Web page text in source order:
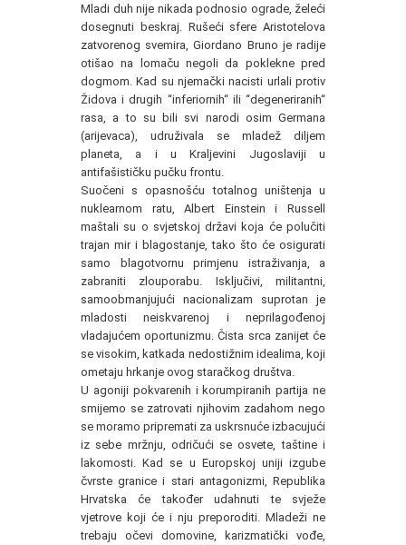
Mladi duh nije nikada podnosio ograde, želeći
dosegnuti beskraj. Rušeći sfere Aristotelova
zatvorenog svemira, Giordano Bruno je radije
otišao na lomaču negoli da poklekne pred
dogmom. Kad su njemački nacisti urlali protiv
Židova i drugih “inferiornih“ ili “degeneriranih“
rasa, a to su bili svi narodi osim Germana
(arijevaca), udruživala se mladež diljem
planeta, a i u Kraljevini Jugoslaviji u
antifašističku pučku frontu.
Suočeni s opasnošću totalnog uništenja u
nuklearnom ratu, Albert Einstein i Russell
maštali su o svjetskoj državi koja će polučiti
trajan mir i blagostanje, tako što će osigurati
samo blagotvornu primjenu istraživanja, a
zabraniti zlouporabu. Isključivi, militantni,
samoobmanjujući nacionalizam suprotan je
mladosti neiskvarenoj i neprilagođenoj
vladajućem oportunizmu. Čista srca zanijet će
se visokim, katkada nedostižnim idealima, koji
ometaju hrkanje ovog staračkog društva.
U agoniji pokvarenih i korumpiranih partija ne
smijemo se zatrovati njihovim zadahom nego
se moramo pripremati za uskrsnuće izbacujući
iz sebe mržnju, odričući se osvete, taštine i
lakomosti. Kad se u Europskoj uniji izgube
čvrste granice i stari antagonizmi, Republika
Hrvatska će također udahnuti te svježe
vjetrove koji će i nju preporoditi. Mladeži ne
trebaju očevi domovine, karizmatički vođe,